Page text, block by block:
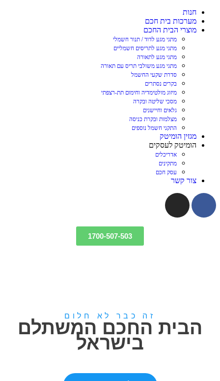
חנות
מערכות בית חכם
מוצרי הבית החכם
מתגי מגע לדוד / תנור חשמלי
מתגי מגע לתריסים חשמליים
מתגי מגע לתאורה
מתגי מגע משולבי תריס עם תאורה
סדרת שקעי החשמל
בקרים נסתרים
מיזוג מולטימדיה וחימום תת-רצפתי
מסכי שליטה ובקרה
גלאים וחיישנים
מצלמות ובקרת כניסה
התקני חשמל נוספים
מגזין הומיטק
הומיטק לעסקים
אדריכלים
מתקינים
עסק חכם
צור קשר
1700-507-503
זה כבר לא חלום
הבית החכם המשתלם
בישראל